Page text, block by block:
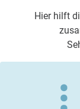
Hier hilft